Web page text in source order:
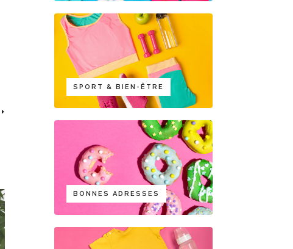
SPORT & BIEN-ÊTRE
BONNES ADRESSES